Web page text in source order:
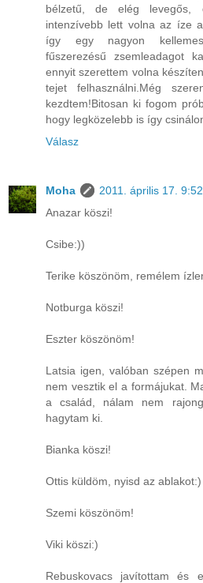
bélzetű, de elég levegős,
intenzívebb lett volna az íze
így egy nagyon
fűszerezésű zsemleadagot
ennyit szerettem volna
tejet felhasználni.Még
kezdtem!Bitosan ki fogom
hogy legközelebb is így
Válasz
Moha
2011. április 17. 9:52
Anazar köszi!
Csibe:))
Terike köszönöm, remélem
Notburga köszi!
Eszter köszönöm!
Latsia igen, valóban szépen
nem vesztik el a formájukat.
a család, nálam nem
hagytam ki.
Bianka köszi!
Ottis küldöm, nyisd az ablakot:)
Szemi köszönöm!
Viki köszi:)
Rebuskovacs javítottam és